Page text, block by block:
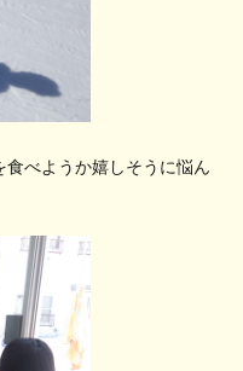
べようか嬉しそうに悩ん